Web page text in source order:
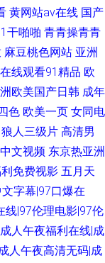
黄网站av在线 国产
干啪啪 青青操青青
麻豆桃色网站 亚洲
在线观看91精品 欧
欧美国产日韩 成年
色 欧美一页 女同电
狼人三级片 高清男
文视频 东京热亚洲
免费视影 五月天
字幕|97口爆在
线|97伦理电影|97伦
人午夜福利在线|成
人午夜高清无码|成